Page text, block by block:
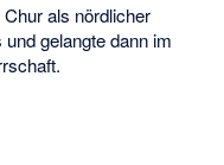
Chur als nördlicher
und gelangte dann im